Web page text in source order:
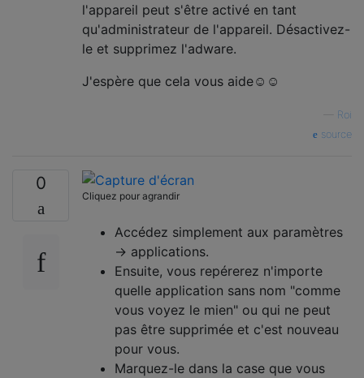
l'appareil peut s'être activé en tant
qu'administrateur de l'appareil. Désactivez-
le et supprimez l'adware.
J'espère que cela vous aide☺☺
Roi
source
0
Cliquez pour agrandir
Accédez simplement aux paramètres
-> applications.
Ensuite, vous repérerez n'importe
quelle application sans nom "comme
vous voyez le mien" ou qui ne peut
pas être supprimée et c'est nouveau
pour vous.
Marquez-le dans la case que vous